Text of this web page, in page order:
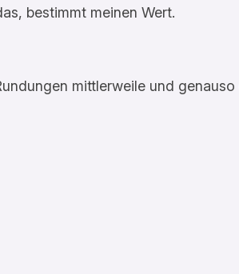
bestimmt meinen Wert.
mittlerweile und